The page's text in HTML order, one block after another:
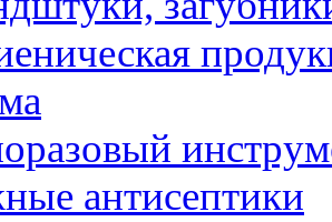
антисептики